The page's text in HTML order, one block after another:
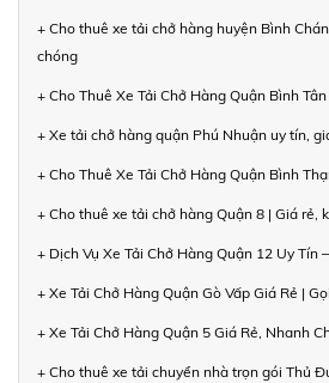
+ Cho thuê xe tải chở hàng huyện Bình
chóng
+ Cho Thuê Xe Tải Chở Hàng Quận Bình
+ Xe tải chở hàng quận Phú Nhuận uy tín,
+ Cho Thuê Xe Tải Chở Hàng Quận Bình
+ Cho thuê xe tải chở hàng Quận 8 | Giá rẻ,
+ Dịch Vụ Xe Tải Chở Hàng Quận 12 Uy Tín
+ Xe Tải Chở Hàng Quận Gò Vấp Giá Rẻ |
+ Xe Tải Chở Hàng Quận 5 Giá Rẻ, Nhanh
+ Cho thuê xe tải chuyển nhà trọn gói Thủ